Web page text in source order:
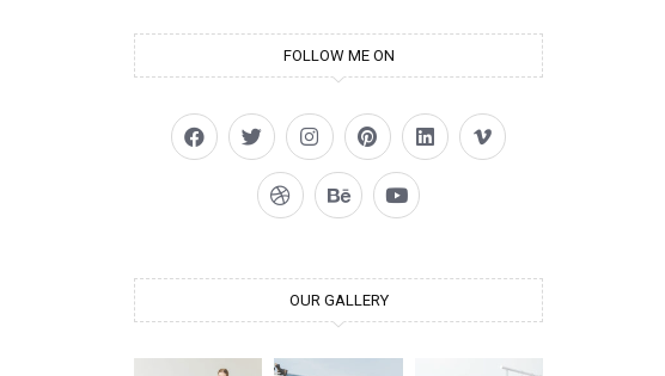
FOLLOW ME ON
OUR GALLERY